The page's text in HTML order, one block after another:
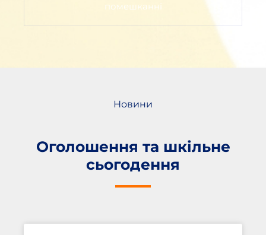
помешканні
Новини
Оголошення та шкільне
сьогодення